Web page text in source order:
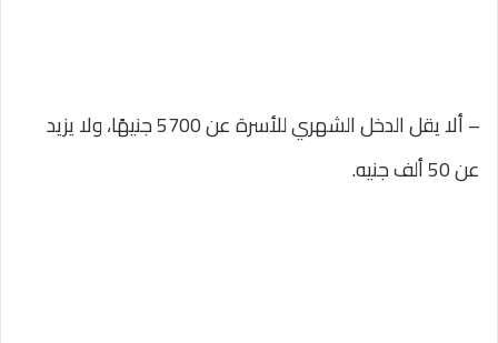
– ألا يقل الدخل الشهري للأسرة عن 5700 جنيهًا، ولا يزيد
عن 50 ألف جنيه.